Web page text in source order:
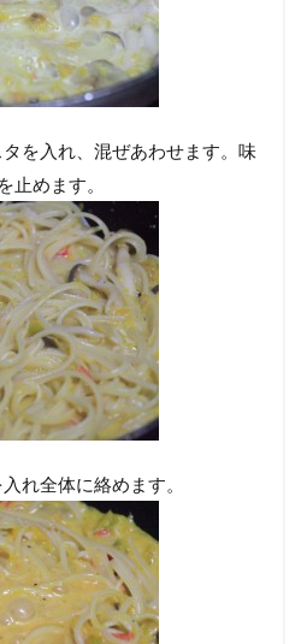
を入れ、混ぜあわせます。味
止めます。
れ全体に絡めます。